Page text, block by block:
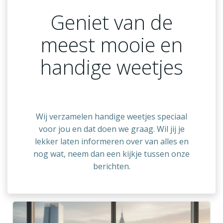
Geniet van de
meest mooie en
handige weetjes
Wij verzamelen handige weetjes speciaal
voor jou en dat doen we graag. Wil jij je
lekker laten informeren over van alles en
nog wat, neem dan een kijkje tussen onze
berichten.